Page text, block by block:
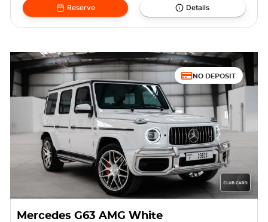
Reserve Details
NO DEPOSIT
Mercedes G63 AMG White